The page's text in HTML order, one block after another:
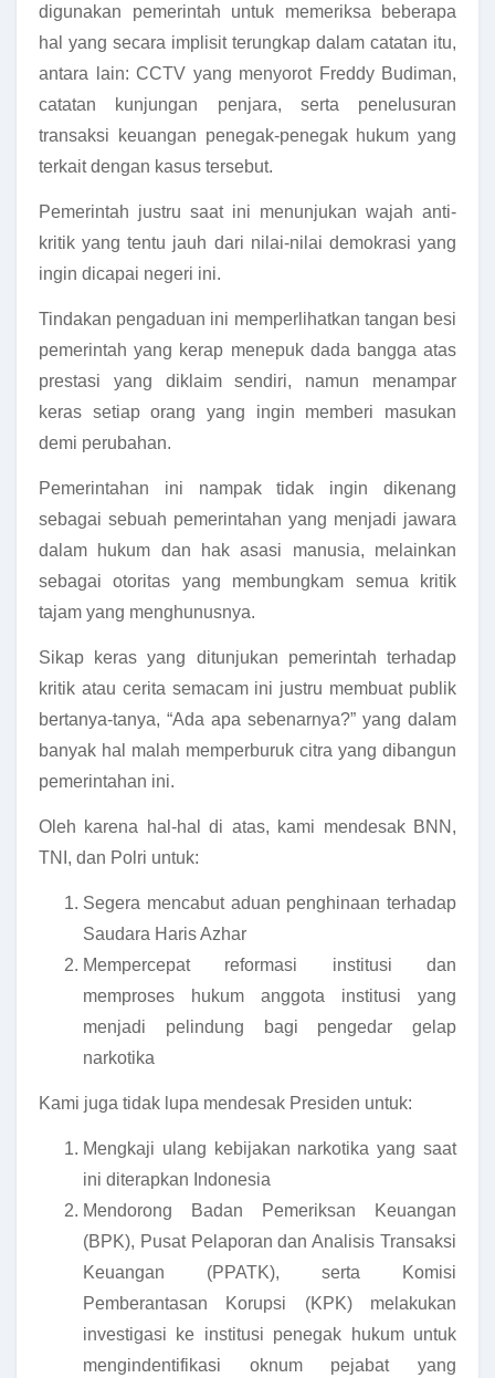
digunakan pemerintah untuk memeriksa beberapa
hal yang secara implisit terungkap dalam catatan itu,
antara lain: CCTV yang menyorot Freddy Budiman,
catatan kunjungan penjara, serta penelusuran
transaksi keuangan penegak-penegak hukum yang
terkait dengan kasus tersebut.
Pemerintah justru saat ini menunjukan wajah anti-
kritik yang tentu jauh dari nilai-nilai demokrasi yang
ingin dicapai negeri ini.
Tindakan pengaduan ini memperlihatkan tangan besi
pemerintah yang kerap menepuk dada bangga atas
prestasi yang diklaim sendiri, namun menampar
keras setiap orang yang ingin memberi masukan
demi perubahan.
Pemerintahan ini nampak tidak ingin dikenang
sebagai sebuah pemerintahan yang menjadi jawara
dalam hukum dan hak asasi manusia, melainkan
sebagai otoritas yang membungkam semua kritik
tajam yang menghunusnya.
Sikap keras yang ditunjukan pemerintah terhadap
kritik atau cerita semacam ini justru membuat publik
bertanya-tanya, “Ada apa sebenarnya?” yang dalam
banyak hal malah memperburuk citra yang dibangun
pemerintahan ini.
Oleh karena hal-hal di atas, kami mendesak BNN,
TNI, dan Polri untuk:
Segera mencabut aduan penghinaan terhadap
Saudara Haris Azhar
Mempercepat reformasi institusi dan
memproses hukum anggota institusi yang
menjadi pelindung bagi pengedar gelap
narkotika
Kami juga tidak lupa mendesak Presiden untuk:
Mengkaji ulang kebijakan narkotika yang saat
ini diterapkan Indonesia
Mendorong Badan Pemeriksan Keuangan
(BPK), Pusat Pelaporan dan Analisis Transaksi
Keuangan (PPATK), serta Komisi
Pemberantasan Korupsi (KPK) melakukan
investigasi ke institusi penegak hukum untuk
mengindentifikasi oknum pejabat yang